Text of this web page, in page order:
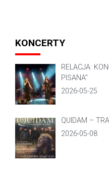
KONCERTY
RELACJA:
PISANA”
2026-05-25
QUIDAM –
2026-05-08